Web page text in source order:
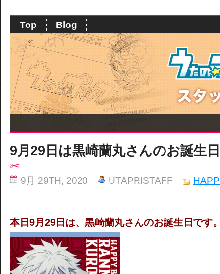
Top Blog
9月29日は黒崎蘭丸さんのお誕生
9月 29TH, 2020 UTAPRISTAFF
本日9月29日は、黒崎蘭丸さんのお誕生日です